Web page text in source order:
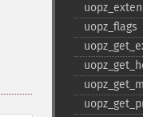
uopz_​flags